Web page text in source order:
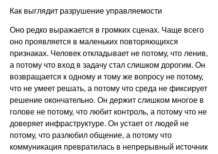
Как выглядит разрушение управляемости
Оно редко выражается в громких сценах. Чаще всего
оно проявляется в маленьких повторяющихся
признаках. Человек откладывает не потому, что ленив,
а потому что вход в задачу стал слишком дорогим. Он
возвращается к одному и тому же вопросу не потому,
что не умеет решать, а потому что среда не фиксирует
решение окончательно. Он держит слишком многое в
голове не потому, что любит контроль, а потому что не
доверяет инфраструктуре. Он устает от людей не
потому, что разлюбил общение, а потому что
коммуникация превратилась в непрерывный источник